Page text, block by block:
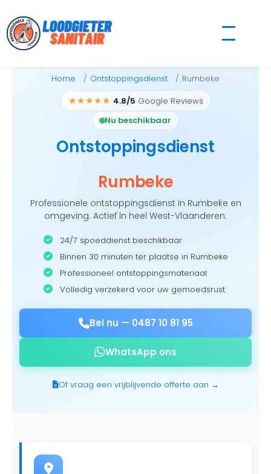
to
content
Home Ontstoppingsdienst Rumbeke
★★★★★ 4.8/5 Google Reviews
Nu beschikbaar
Ontstoppingsdienst
Rumbeke
Professionele ontstoppingsdienst in Rumbeke en
omgeving. Actief in heel West-Vlaanderen.
24/7 spoeddienst beschikbaar
Binnen 30 minuten ter plaatse in Rumbeke
Professioneel ontstoppingsmateriaal
Volledig verzekerd voor uw gemoedsrust
Bel nu — 0487 10 81 95
WhatsApp ons
Of vraag een vrijblijvende offerte aan →